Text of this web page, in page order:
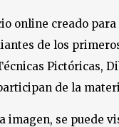
online creado
de los
Pictóricas,
de la
imagen, se puede